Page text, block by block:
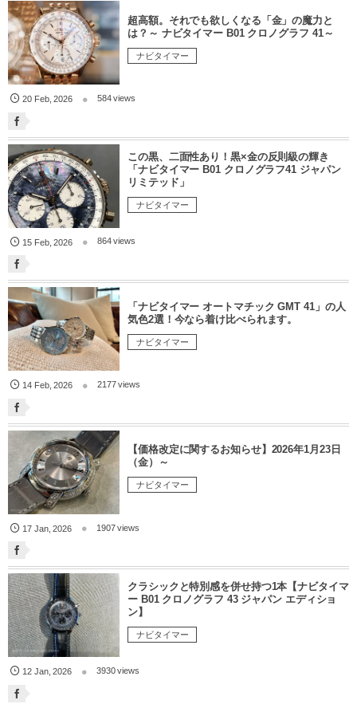
超高額。それでも欲しくなる「金」の魔力と
は？～ ナビタイマー B01 クロノグラフ 41～
ナビタイマー
20 Feb,2026 584 views
この黒、二面性あり！黒×金の反則級の輝き
「ナビタイマー B01 クロノグラフ41 ジャパン
リミテッド」
ナビタイマー
15 Feb,2026 864 views
「ナビタイマー オートマチック GMT 41」の人
気色2選！今なら着け比べられます。
ナビタイマー
14 Feb,2026 2177 views
【価格改定に関するお知らせ】2026年1月23日
（金）～
ナビタイマー
17 Jan,2026 1907 views
クラシックと特別感を併せ持つ1本【ナビタイマ
ー B01 クロノグラフ 43 ジャパン エディショ
ン】
ナビタイマー
12 Jan,2026 3930 views